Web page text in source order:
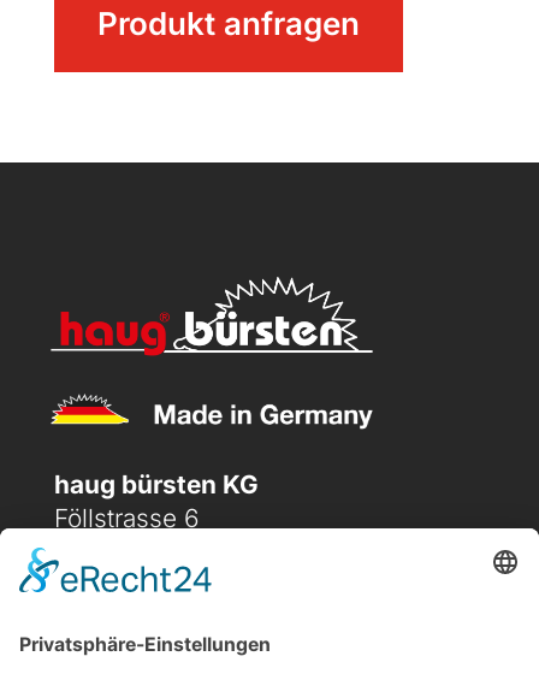
Produkt anfragen
haug bürsten KG
Föllstrasse 6

(+49) 08231 / 96 30 96